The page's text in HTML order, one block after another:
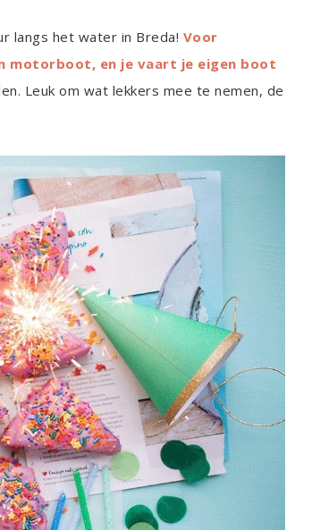
langs het water in Breda! Voor
motorboot, en je vaart je eigen boot
Leuk om wat lekkers mee te nemen, de